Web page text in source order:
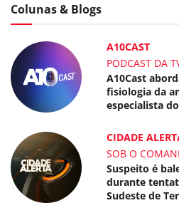
Colunas & Blogs
A10CAST
PODCAST DA
A10Cast
fisiologia da
especialista
CIDADE
SOB O
Suspeito é
durante
Sudeste de